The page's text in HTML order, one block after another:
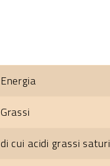
Energia
Grassi
di cui acidi grassi saturi